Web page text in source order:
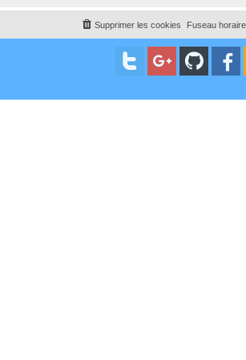
Fuseau
Supprimer les cookies